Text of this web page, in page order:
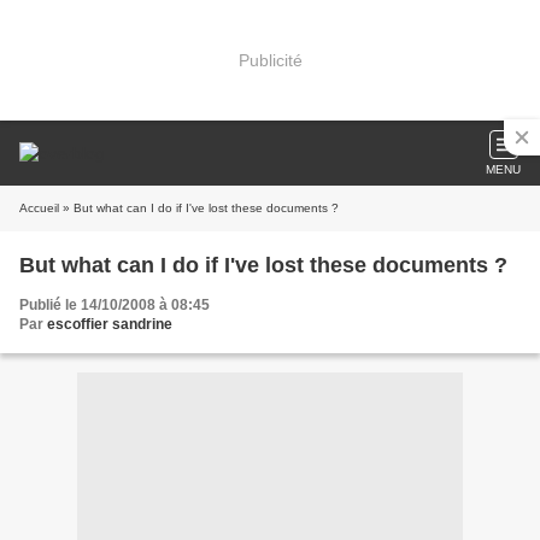
Publicité
MENU
Accueil » But what can I do if I've lost these documents ?
But what can I do if I've lost these documents ?
Publié le 14/10/2008 à 08:45
Par escoffier sandrine